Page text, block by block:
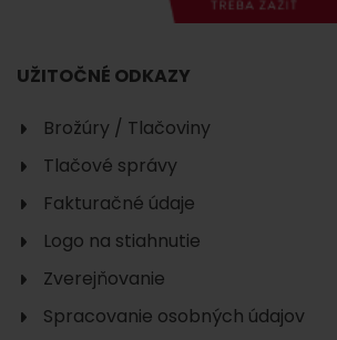
UŽITOČNÉ ODKAZY
Brožúry / Tlačoviny
Tlačové správy
Fakturačné údaje
Logo na stiahnutie
Zverejňovanie
Spracovanie osobných údajov